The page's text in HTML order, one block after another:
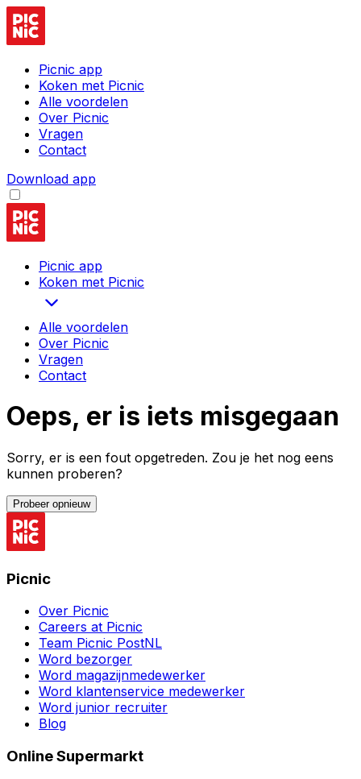
Picnic app
Koken met Picnic
Alle voordelen
Over Picnic
Vragen
Contact
Download app
Picnic app
Koken met Picnic
Alle voordelen
Over Picnic
Vragen
Contact
Oeps, er is iets misgegaan
Sorry, er is een fout opgetreden. Zou je het nog eens
kunnen proberen?
Probeer opnieuw
Picnic
Over Picnic
Careers at Picnic
Team Picnic PostNL
Word bezorger
Word magazijnmedewerker
Word klantenservice medewerker
Word junior recruiter
Blog
Online Supermarkt